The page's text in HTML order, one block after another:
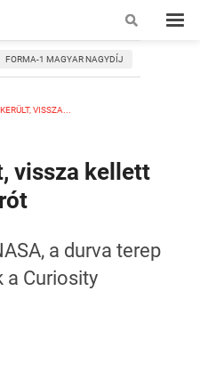
FORMA-1 MAGYAR NAGYDÍJ
VISSZA...
vissza kellett
a durva terep
Curiosity